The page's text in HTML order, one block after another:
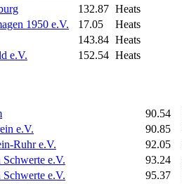
132.87 Heats
1950 e.V. 17.05
Heats
143.84 Heats
e.V. 152.54 Heats
90.54
e.V. 90.85
Ruhr e.V. 92.05
e.V. 93.24
e.V. 95.37